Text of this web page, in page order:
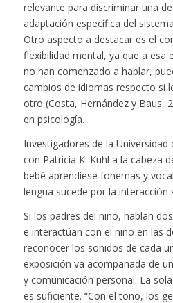
relevante para discriminar una
adaptación específica del
Otro aspecto a destacar es el
flexibilidad mental, ya que a esa
no han comenzado a hablar,
cambios de idiomas respecto si
otro (Costa, Hernández y Baus,
en psicología.
Investigadores de la Universidad
con Patricia K. Kuhl a la cabeza
bebé aprendiese fonemas y
lengua sucede por la interacción
Si los padres del niño, hablan
e interactúan con el niño en las
reconocer los sonidos de cada
exposición va acompañada de
y comunicación personal. La
es suficiente. “Con el tono, los